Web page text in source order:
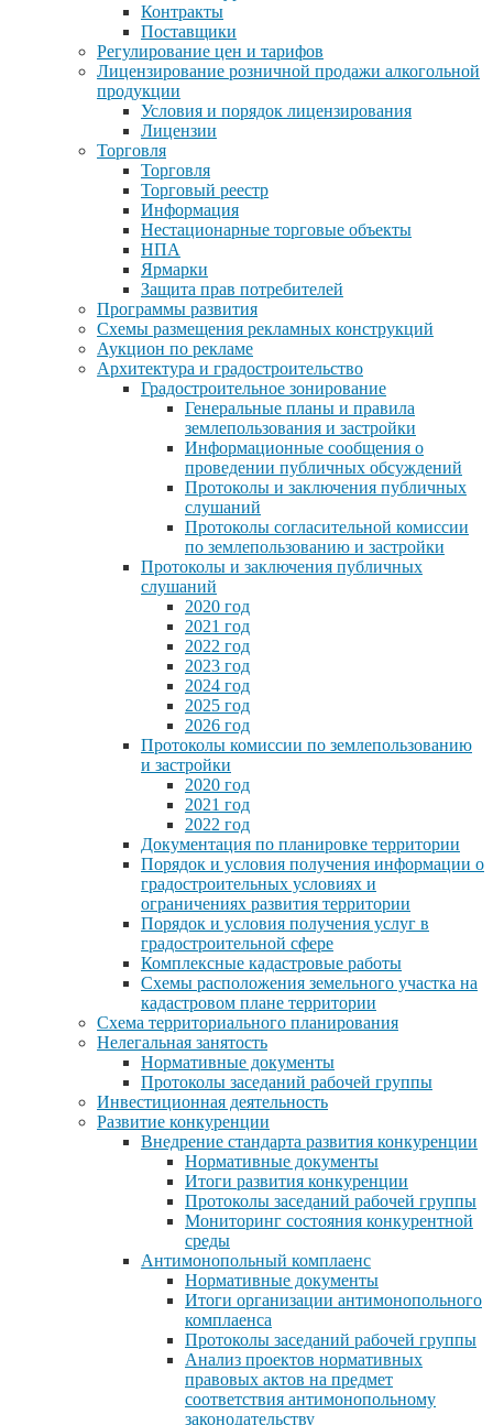
Контракты
Поставщики
Регулирование цен и тарифов
Лицензирование розничной продажи алкогольной
продукции
Условия и порядок лицензирования
Лицензии
Торговля
Торговля
Торговый реестр
Информация
Нестационарные торговые объекты
НПА
Ярмарки
Защита прав потребителей
Программы развития
Схемы размещения рекламных конструкций
Аукцион по рекламе
Архитектура и градостроительство
Градостроительное зонирование
Генеральные планы и правила
землепользования и застройки
Информационные сообщения о
проведении публичных обсуждений
Протоколы и заключения публичных
слушаний
Протоколы согласительной комиссии
по землепользованию и застройки
Протоколы и заключения публичных
слушаний
2020 год
2021 год
2022 год
2023 год
2024 год
2025 год
2026 год
Протоколы комиссии по землепользованию
и застройки
2020 год
2021 год
2022 год
Документация по планировке территории
Порядок и условия получения информации о
градостроительных условиях и
ограничениях развития территории
Порядок и условия получения услуг в
градостроительной сфере
Комплексные кадастровые работы
Схемы расположения земельного участка на
кадастровом плане территории
Схема территориального планирования
Нелегальная занятость
Нормативные документы
Протоколы заседаний рабочей группы
Инвестиционная деятельность
Развитие конкуренции
Внедрение стандарта развития конкуренции
Нормативные документы
Итоги развития конкуренции
Протоколы заседаний рабочей группы
Мониторинг состояния конкурентной
среды
Антимонопольный комплаенс
Нормативные документы
Итоги организации антимонопольного
комплаенса
Протоколы заседаний рабочей группы
Анализ проектов нормативных
правовых актов на предмет
соответствия антимонопольному
законодательству